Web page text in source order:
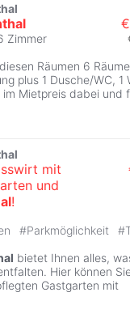
Zimmer
Räumen 6
plus 1 Dusche/WC, 1
im Mietpreis dabei und
mit
und
!
#Parkmöglichkeit #
bietet Ihnen alles,
Hier können
Gastgarten mit